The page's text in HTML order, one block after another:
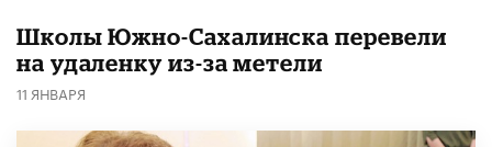
Школы Южно-Сахалинска перевели
на удаленку из-за метели
11 ЯНВАРЯ